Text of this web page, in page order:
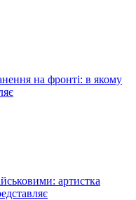
на фронті: в якому
артистка